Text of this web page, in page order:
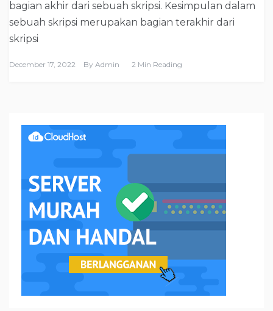
bagian akhir dari sebuah skripsi. Kesimpulan dalam
sebuah skripsi merupakan bagian terakhir dari
skripsi
December 17, 2022 By Admin 2 Min Reading